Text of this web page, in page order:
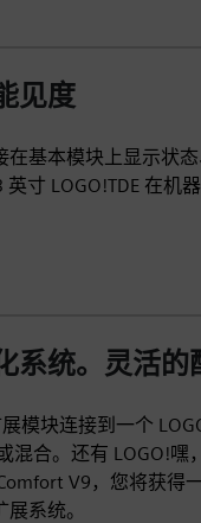
见度
在基本模块上显示状
寸 LOGO!TDE 在机
系统。灵活的
模块连接到一个
合。还有 LOGO!嘿
V9，您将获得
系统。